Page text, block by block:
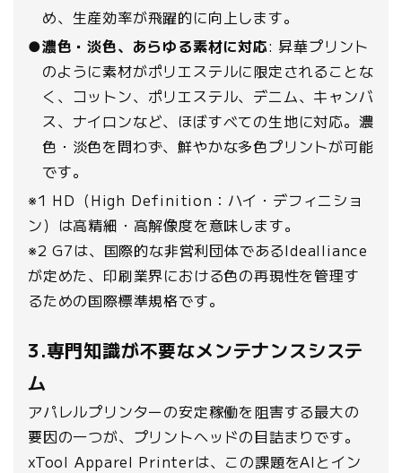
め、生産効率が飛躍的に向上します。
●濃色・淡色、あらゆる素材に対応: 昇華プリント
のように素材がポリエステルに限定されることな
く、コットン、ポリエステル、デニム、キャンバ
ス、ナイロンなど、ほぼすべての生地に対応。濃
色・淡色を問わず、鮮やかな多色プリントが可能
です。
※1 HD（High Definition：ハイ・デフィニショ
ン）は高精細・高解像度を意味します。
※2 G7は、国際的な非営利団体であるIdealliance
が定めた、印刷業界における色の再現性を管理す
るための国際標準規格です。
3.専門知識が不要なメンテナンスシステ
ム
アパレルプリンターの安定稼働を阻害する最大の
要因の一つが、プリントヘッドの目詰まりです。
xTool Apparel Printerは、この課題をAIとイン